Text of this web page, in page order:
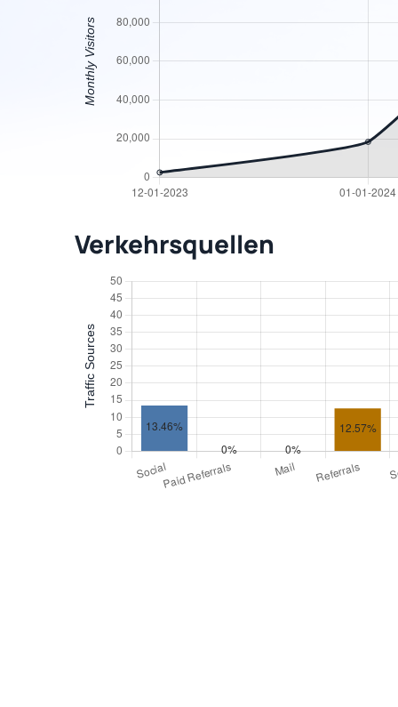
Verkehrsquellen